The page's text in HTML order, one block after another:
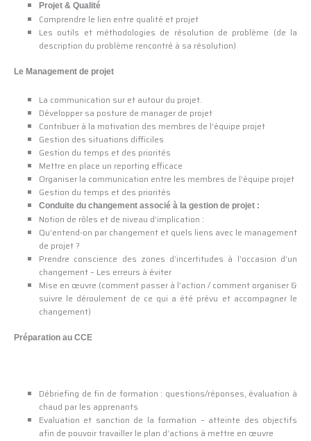
Projet & Qualité
Comprendre le lien entre qualité et projet
Les outils et méthodologies de résolution de problème (de la
description du problème rencontré à sa résolution)
Le Management de projet
La communication sur et autour du projet.
Développer sa posture de manager de projet
Contribuer à la motivation des membres de l’équipe projet
Gestion des situations difficiles
Gestion du temps et des priorités
Mettre en place un reporting efficace
Organiser la communication entre les membres de l’équipe projet
Gestion du temps et des priorités
Conduite du changement associé à la gestion de projet :
Notion de rôles et de niveau d’implication :
Qu’entend-on par changement et quels liens avec le management
de projet ?
Prendre conscience des zones d’incertitudes à l’occasion d’un
changement – Les erreurs à éviter
Mise en œuvre (comment passer à l’action / comment organiser &
suivre le déroulement de ce qui a été prévu et accompagner le
changement)
Préparation au CCE
Débriefing de fin de formation : questions/réponses, évaluation à
chaud par les apprenants
Evaluation et sanction de la formation – atteinte des objectifs
afin de pouvoir travailler le plan d’actions à mettre en œuvre